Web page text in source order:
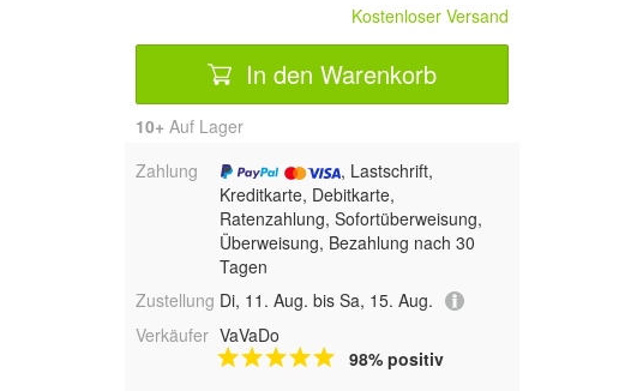
Kostenloser Versand
In den Warenkorb
10+ Auf Lager
Zahlung
, Lastschrift,
Kreditkarte, Debitkarte,
Ratenzahlung, Sofortüberweisung,
Überweisung, Bezahlung nach 30
Tagen
Zustellung Di, 11. Aug. bis Sa, 15. Aug.
Verkäufer VaVaDo
98% positiv